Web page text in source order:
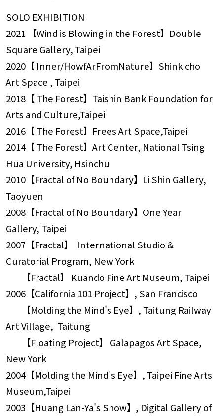
SOLO EXHIBITION
2021 【Wind is Blowing in the Forest】Double
Square Gallery, Taipei
2020【 Inner/HowfArFromNature】Shinkicho
Art Space , Taipei
2018【 The Forest】Taishin Bank Foundation for
Arts and Culture,Taipei
2016【 The Forest】Frees Art Space,Taipei
2014【 The Forest】Art Center, National Tsing
Hua University, Hsinchu
2010【Fractal of No Boundary】Li Shin Gallery,
Taoyuen
2008【Fractal of No Boundary】One Year
Gallery, Taipei
2007【Fractal】 International Studio &
Curatorial Program, New York
【Fractal】 Kuando Fine Art Museum, Taipei
2006【California 101 Project】, San Francisco
【Molding the Mind's Eye】, Taitung Railway
Art Village, Taitung
【Floating Project】 Galapagos Art Space,
New York
2004【Molding the Mind's Eye】, Taipei Fine Arts
Museum,Taipei
2003【Huang Lan-Ya's Show】, Digital Gallery of